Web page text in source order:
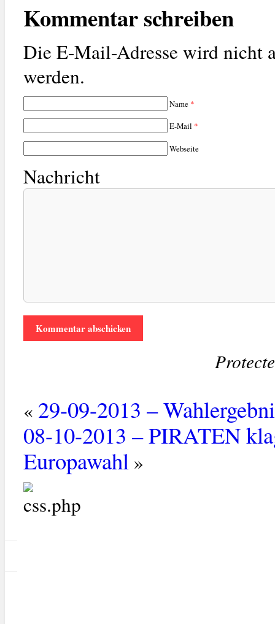
Kommentar schreiben
Die E-Mail-Adresse wird nicht
werden.
Name *
E-Mail *
Webseite
Nachricht
« 29-09-2013 –
08-10-2013 – PIRATEN
Europawahl »